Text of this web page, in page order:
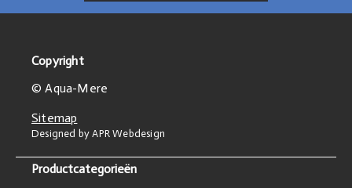
Copyright
© Aqua-Mere
Sitemap
Designed by APR Webdesign
Productcategorieën